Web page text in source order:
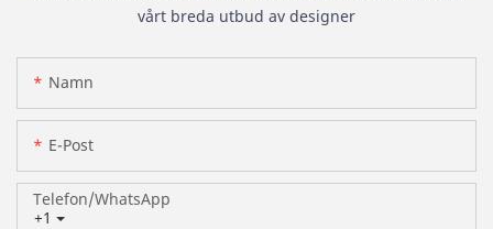
vårt breda utbud av designer
Namn
E-Post
+1
Telefon/whatsApp